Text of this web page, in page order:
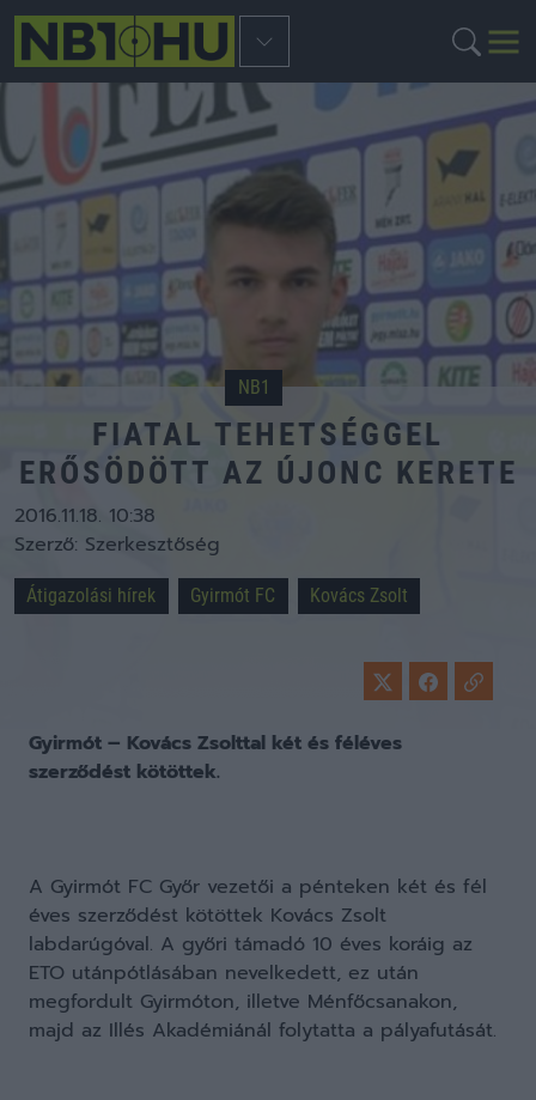
NB1
FIATAL TEHETSÉGGEL
ERŐSÖDÖTT AZ ÚJONC KERETE
2016.11.18. 10:38
Szerző: Szerkesztőség
Átigazolási hírek Gyirmót FC Kovács Zsolt
Gyirmót – Kovács Zsolttal két és féléves
szerződést kötöttek.
A Gyirmót FC Győr vezetői a pénteken két és fél
éves szerződést kötöttek Kovács Zsolt
labdarúgóval. A győri támadó 10 éves koráig az
ETO utánpótlásában nevelkedett, ez után
megfordult Gyirmóton, illetve Ménfőcsanakon,
majd az Illés Akadémiánál folytatta a pályafutását.